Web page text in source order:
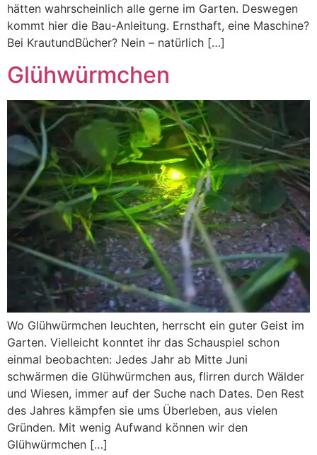
hätten wahrscheinlich alle gerne im Garten. Deswegen
kommt hier die Bau-Anleitung. Ernsthaft, eine Maschine?
Bei KrautundBücher? Nein – natürlich […]
Glühwürmchen
Wo Glühwürmchen leuchten, herrscht ein guter Geist im
Garten. Vielleicht konntet ihr das Schauspiel schon
einmal beobachten: Jedes Jahr ab Mitte Juni
schwärmen die Glühwürmchen aus, flirren durch Wälder
und Wiesen, immer auf der Suche nach Dates. Den Rest
des Jahres kämpfen sie ums Überleben, aus vielen
Gründen. Mit wenig Aufwand können wir den
Glühwürmchen […]